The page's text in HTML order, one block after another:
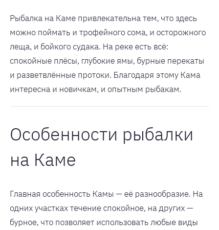
Рыбалка на Каме привлекательна тем, что здесь
можно поймать и трофейного сома, и осторожного
леща, и бойкого судака. На реке есть всё:
спокойные плёсы, глубокие ямы, бурные перекаты
и разветвлённые протоки. Благодаря этому Кама
интересна и новичкам, и опытным рыбакам.
Особенности рыбалки
на Каме
Главная особенность Камы — её разнообразие. На
одних участках течение спокойное, на других —
бурное, что позволяет использовать любые виды